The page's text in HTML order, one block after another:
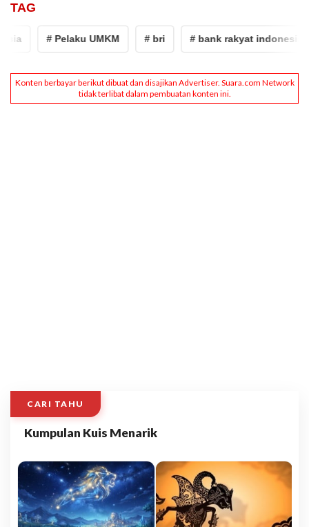
TAG
# Pelaku UMKM # bri # bank rakyat indonesia
CARI TAHU
Kumpulan Kuis Menarik